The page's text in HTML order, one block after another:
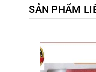
SẢN PHẨM